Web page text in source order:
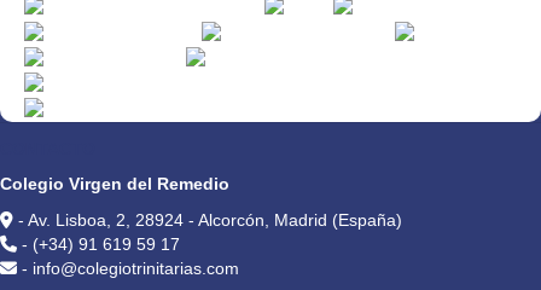
Colegio Virgen del Remedio
- Av. Lisboa, 2, 28924 - Alcorcón, Madrid (España)
- (+34) 91 619 59 17
- info@colegiotrinitarias.com